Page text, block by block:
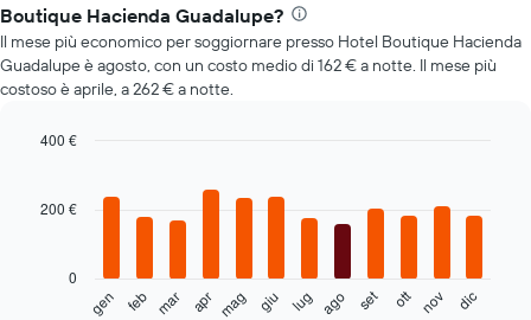
Boutique Hacienda Guadalupe?
Il mese più economico per soggiornare presso Hotel Boutique Hacienda
Guadalupe è agosto, con un costo medio di 162 € a notte. Il mese più
costoso è aprile, a 262 € a notte.
with
seguente
gen feb mar apr mag giu lug ago set ott nov dic
0
200 €
400 €